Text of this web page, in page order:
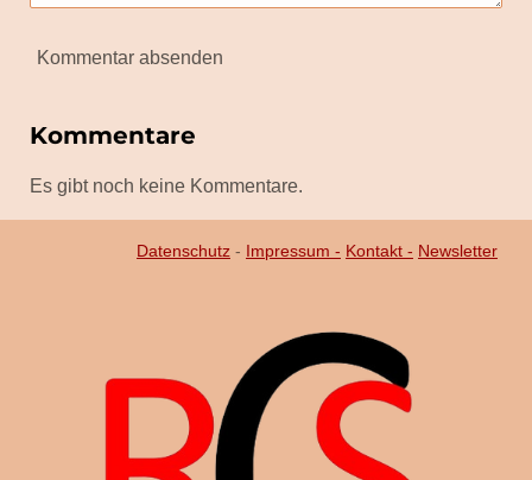
Kommentar absenden
Kommentare
Es gibt noch keine Kommentare.
Datenschutz - Impressum - Kontakt - Newsletter